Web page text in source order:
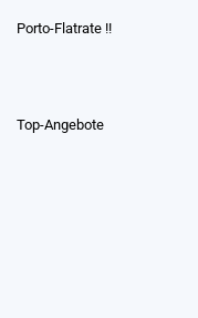
Porto-Flatrate !!
Top-Angebote